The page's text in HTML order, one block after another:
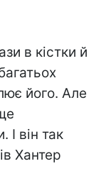
в кістки й
його. Але
він так
Хантер